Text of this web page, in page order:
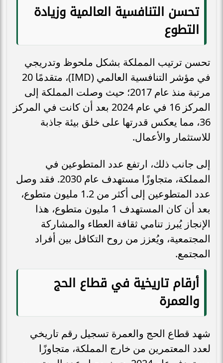
تحسن التنافسية العالمية وزيادة
التطوع
تحسن ترتيب المملكة بشكل ملحوظ وتدريجي
في مؤشر التنافسية العالمي (IMD)، متقدمًا 20
مرتبة منذ عام 2017؛ حيث وصلت المملكة إلى
المركز 16 في عام 2024 بعد أن كانت في المركز
36، مما يعكس قدرتها على خلق بيئة جاذبة
للاستثمار والأعمال.
إلى جانب ذلك، ارتفع عدد المتطوعين في
المملكة، متجاوزًا مستهدف عام 2030. فقد وصل
عدد المتطوعين إلى أكثر من 1.2 مليون متطوع،
بعد أن كان المستهدف 1 مليون متطوع، هذا
الإنجاز يُبرز تنامي ثقافة العطاء والمشاركة
المجتمعية، ويُعزز من روح التكافل بين أفراد
المجتمع.
أرقام تاريخية في قطاع الحج
والعمرة
شهد قطاع الحج والعمرة تسجيل رقم تاريخي
لعدد المعتمرين من خارج المملكة، متجاوزًا